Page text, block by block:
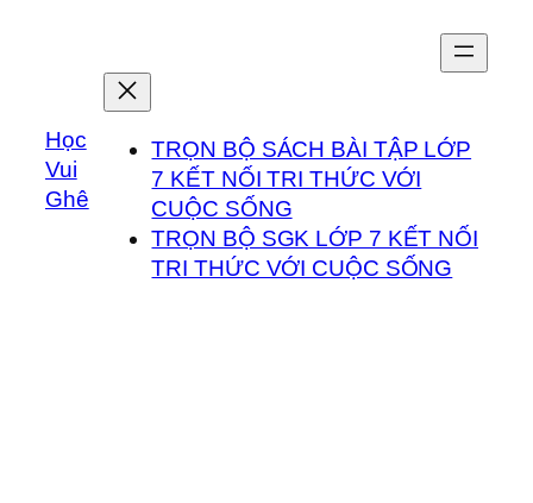
dungHọc
Vui
Ghê
TRỌN BỘ SÁCH BÀI TẬP LỚP
7 KẾT NỐI TRI THỨC VỚI
CUỘC SỐNG
TRỌN BỘ SGK LỚP 7 KẾT NỐI
TRI THỨC VỚI CUỘC SỐNG